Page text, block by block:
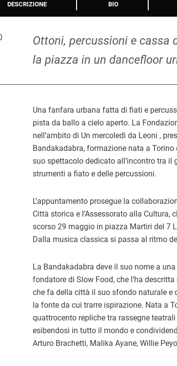
DESCRIZIONE BIO
Ottoni, percussioni e cassa
la piazza in un dancefloor
Una fanfara urbana fatta di fiati e
pista da ballo a cielo aperto. La
nell’ambito di Un mercoledì da Leoni ,
Bandakadabra, formazione nata a Torino
suo spettacolo dedicato all’incontro tra il
strumenti a fiato e delle percussioni.
L’appuntamento prosegue la
Città storica e l’Assessorato alla
scorso 29 maggio in piazza Martiri del 7
Dalla musica classica si passa al ritmo
La Bandakadabra deve il suo nome a
fondatore di Slow Food, che l’ha
che fa della città il suo sfondo naturale e
la fonte da cui trarre ispirazione. Nata a
quattrocento repliche tra rassegne
esibendosi in tutto il mondo e
Arturo Brachetti, Malika Ayane, Willie